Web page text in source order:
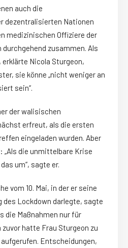
auch die
dezentralisierten Nationen
medizinischen Offiziere der
zusammen. Als
Nicola Sturgeon,
sie könne „nicht weniger an
sein“.
der walisischen
erfreut, als die ersten
eingeladen wurden. Aber
„Als die unmittelbare Krise
um“, sagte er.
vom 10. Mai, in der er seine
des Lockdown darlegte, sagte
die Maßnahmen nur für
hatte Frau Sturgeon zu
Entscheidungen,